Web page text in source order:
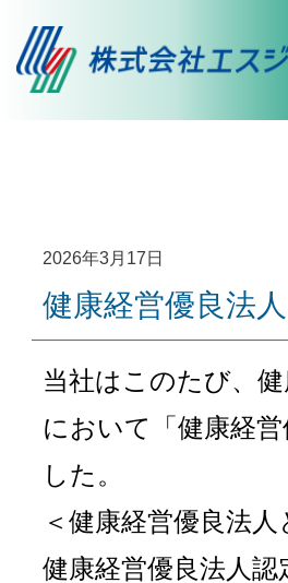
2026年3月17日
健康経営優良法
当社はこのたび、
において「健康経
した。
＜健康経営優良法人
健康経営優良法人